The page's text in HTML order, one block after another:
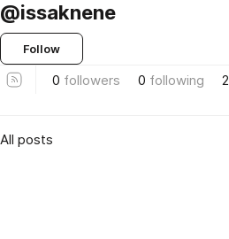
@issaknene
Follow
0 followers 0 following 2
All posts